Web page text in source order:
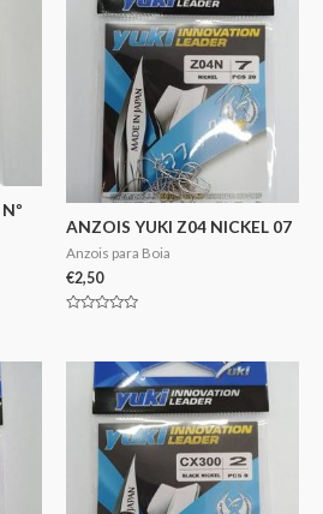
ANZOIS YUKI Z04 NICKEL 07
Anzois para Boia
€2,50
5